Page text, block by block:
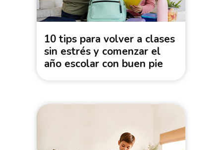
10 tips para volver a clases
sin estrés y comenzar el
año escolar con buen pie